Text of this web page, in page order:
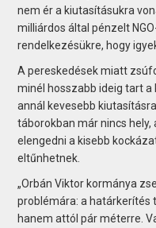
nem ér a kiutasításukra
milliárdos által pénzelt
rendelkezésükre, hogy
A pereskedések miatt
minél hosszabb ideig tart
annál kevesebb
táborokban már nincs
elengedni a kisebb
eltűnhetnek.
„Orbán Viktor kormánya
problémára: a határkerítés
hanem attól pár méterre.